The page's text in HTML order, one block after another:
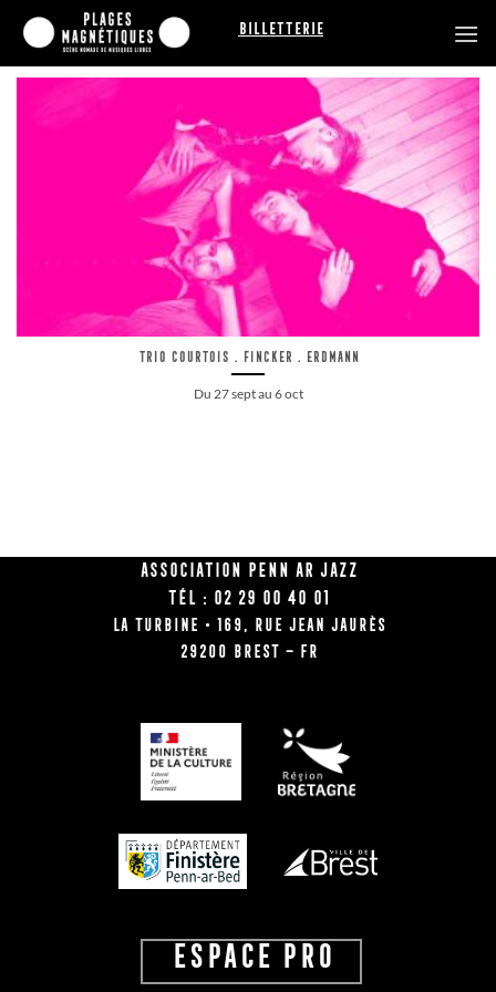
Passer
contenu
Billetterie
Trio Courtois . Fincker . Erdmann
Du 27 sept au 6 oct
Association Penn Ar Jazz
Tél : 02 29 00 40 01
La Turbine • 169, rue Jean Jaurès
29200 BREST – FR
ESPACE PRO